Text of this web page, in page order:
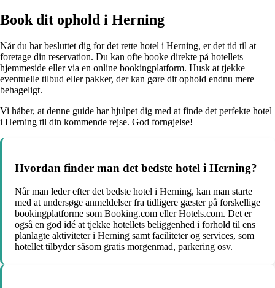
Book dit ophold i Herning
Når du har besluttet dig for det rette hotel i Herning, er det tid til at
foretage din reservation. Du kan ofte booke direkte på hotellets
hjemmeside eller via en online bookingplatform. Husk at tjekke
eventuelle tilbud eller pakker, der kan gøre dit ophold endnu mere
behageligt.
Vi håber, at denne guide har hjulpet dig med at finde det perfekte hotel
i Herning til din kommende rejse. God fornøjelse!
Hvordan finder man det bedste hotel i Herning?
Når man leder efter det bedste hotel i Herning, kan man starte
med at undersøge anmeldelser fra tidligere gæster på forskellige
bookingplatforme som Booking.com eller Hotels.com. Det er
også en god idé at tjekke hotellets beliggenhed i forhold til ens
planlagte aktiviteter i Herning samt faciliteter og services, som
hotellet tilbyder såsom gratis morgenmad, parkering osv.